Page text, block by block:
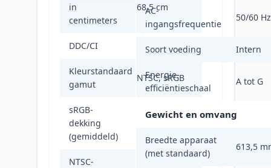
in
centimeters
68,5 cm
DDC/CI
Kleurstandaard
gamut
NTSC, sRGB
sRGB-
dekking
(gemiddeld)
NTSC-
AC-
ingangsfrequentie
50/60 Hz
Soort voeding Intern
Energie-
efficiëntieschaal
A tot G
Gewicht en omvang
Breedte apparaat
(met standaard)
613,5